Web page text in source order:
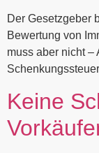
Der Gesetzgeber
Bewertung von
muss aber nicht –
Keine